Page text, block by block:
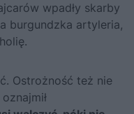
wpadły skarby
burgundzka artyleria,
Ostrożność też nie